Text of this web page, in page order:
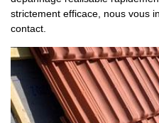
strictement efficace, nous vous
contact.